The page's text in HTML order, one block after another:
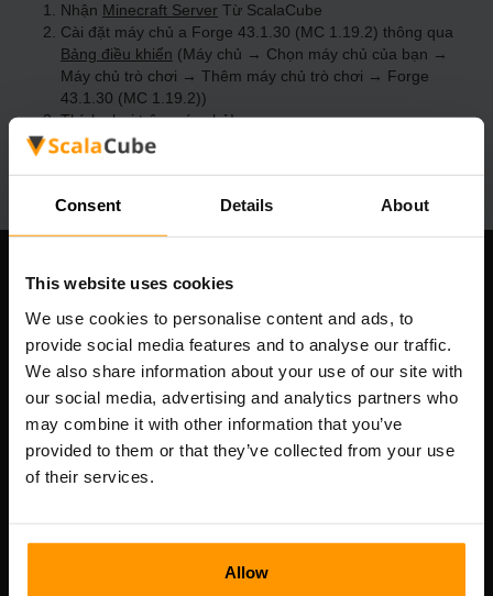
Consent Details About
This website uses cookies
We use cookies to personalise content and ads, to
provide social media features and to analyse our traffic.
We also share information about your use of our site with
our social media, advertising and analytics partners who
may combine it with other information that you’ve
provided to them or that they’ve collected from your use
of their services.
Allow
Nhận Minecraft Server Từ ScalaCube
Cài đặt máy chủ a Forge 43.1.30 (MC 1.19.2) thông qua
Bảng điều khiển (Máy chủ → Chọn máy chủ của bạn →
Máy chủ trò chơi → Thêm máy chủ trò chơi → Forge
43.1.30 (MC 1.19.2))
Thích chơi trên máy chủ!
Công ty chúng tôi
Scalable Hosting Solutions OÜ
Số VAT: EE102133820
Địa chỉ: Harju maakond, Tallinn, Kesklinna linnaosa,
Vesivärava tn 50-201, 10152